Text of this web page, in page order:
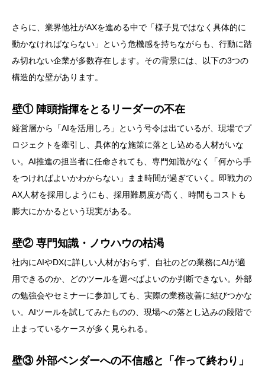
さらに、業界他社がAXを進める中で「様子見ではなく具体的に
動かなければならない」という危機感を持ちながらも、行動に踏
み切れない企業が多数存在します。その背景には、以下の3つの
構造的な壁があります。
壁① 陣頭指揮をとるリーダーの不在
経営層から「AIを活用しろ」という号令は出ているが、現場でプ
ロジェクトを牽引し、具体的な施策に落とし込める人材がいな
い。AI推進の担当者に任命されても、専門知識がなく「何から手
をつければよいかわからない」まま時間が過ぎていく。即戦力の
AX人材を採用しようにも、採用難易度が高く、時間もコストも
膨大にかかるという現実がある。
壁② 専門知識・ノウハウの枯渇
社内にAIやDXに詳しい人材がおらず、自社のどの業務にAIが適
用できるのか、どのツールを選べばよいのか判断できない。外部
の勉強会やセミナーに参加しても、実際の業務改善に結びつかな
い。AIツールを試してみたものの、現場への落とし込みの段階で
止まっているケースが多く見られる。
壁③ 外部ベンダーへの不信感と「作って終わり」